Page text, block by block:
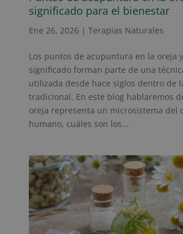
significado para el bienestar
Ene 26, 2026 | Terapias Naturales
Los puntos de acupuntura en la oreja
significado forman parte de una
utilizada desde hace siglos dentro de
tradicional. En este blog hablaremos
oreja representa un microsistema del
humano, cuáles son los...